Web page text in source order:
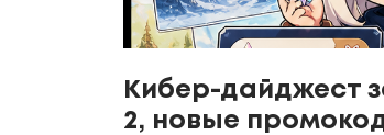
Кибер-дайджест
2, новые